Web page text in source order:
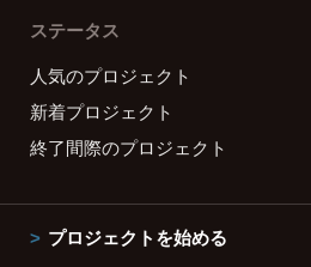
ステータス
人気のプロジェクト
新着プロジェクト
終了間際のプロジェクト
プロジェクトを始める